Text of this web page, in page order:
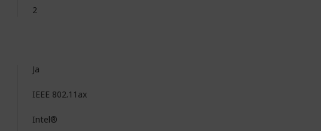
2
Ja
IEEE 802.11ax
Intel®